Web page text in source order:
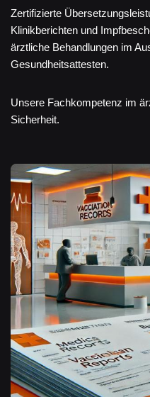
Zertifizierte
Klinikberichten und
ärztliche Behandlungen im
Gesundheitsattesten.
Unsere Fachkompetenz im
Sicherheit.